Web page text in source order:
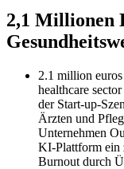
2,1 Millionen
2.1 million
healthcare
der Start-up-
Ärzten und
Unternehmen
KI-Plattform ein
Burnout durch